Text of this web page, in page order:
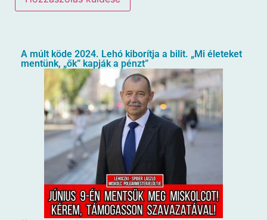
A múlt köde 2024. Lehó kiborítja a bilit. „Mi életeket
mentünk, „ők” kapják a pénzt”